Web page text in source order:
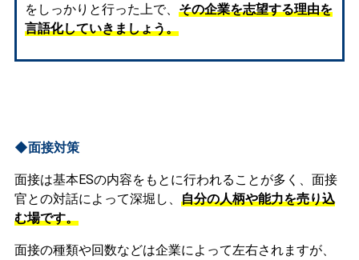
をしっかりと行った上で、 その企業を志望する理由を
言語化していきましょう。
◆面接対策
面接は基本ESの内容をもとに行われることが多く、面接
官との対話によって深堀し、 自分の人柄や能力を売り込
む場です。
面接の種類や回数などは企業によって左右されますが、